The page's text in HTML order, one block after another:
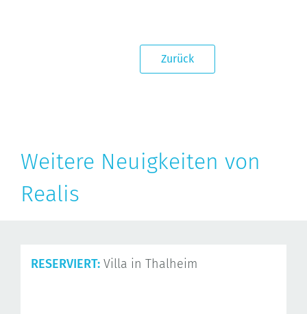
Zurück
Weitere Neuigkeiten von
Realis
RESERVIERT: Villa in Thalheim